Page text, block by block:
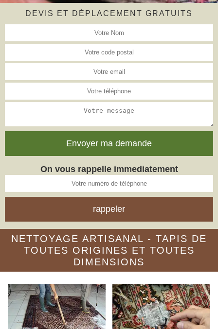
DEVIS ET DÉPLACEMENT GRATUITS
On vous rappelle immediatement
NETTOYAGE ARTISANAL - TAPIS DE
TOUTES ORIGINES ET TOUTES
DIMENSIONS